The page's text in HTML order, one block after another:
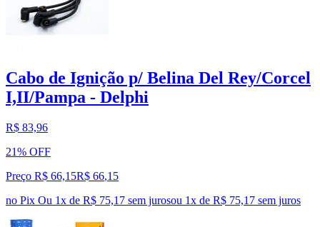
Cabo de Ignição p/ Belina Del Rey/Corcel
I,II/Pampa - Delphi
R$ 83,96
21% OFF
Preço R$ 66,15R$ 66,15
no Pix Ou 1x de R$ 75,17 sem jurosou 1x de R$ 75,17 sem juros